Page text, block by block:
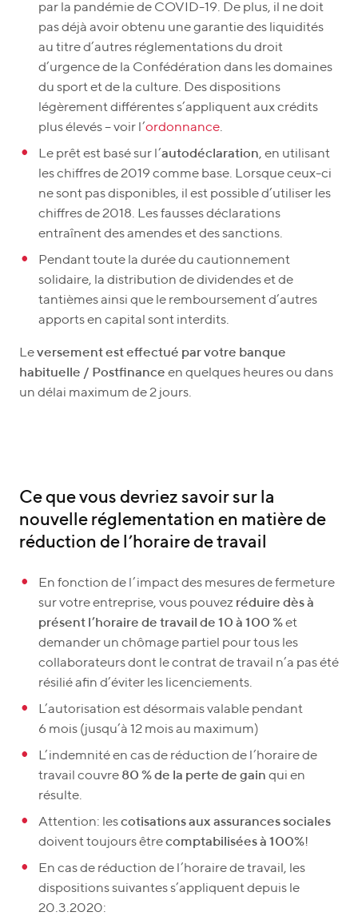
par la pandémie de COVID-19. De plus, il ne doit
pas déjà avoir obtenu une garantie des liquidités
au titre d’autres réglementations du droit
d’urgence de la Confédération dans les domaines
du sport et de la culture. Des dispositions
légèrement différentes s’appliquent aux crédits
plus élevés – voir l’ordonnance.
Le prêt est basé sur l’autodéclaration, en utilisant
les chiffres de 2019 comme base. Lorsque ceux-ci
ne sont pas disponibles, il est possible d’utiliser les
chiffres de 2018. Les fausses déclarations
entraînent des amendes et des sanctions.
Pendant toute la durée du cautionnement
solidaire, la distribution de dividendes et de
tantièmes ainsi que le remboursement d’autres
apports en capital sont interdits.
Leversement est effectué par votre banque
habituelle / Postfinance en quelques heures ou dans
un délai maximum de 2 jours.
Ce que vous devriez savoir sur la
nouvelle réglementation en matière de
réduction de l’horaire de travail
En fonction de l’impact des mesures de fermeture
sur votre entreprise, vous pouvez réduire dès à
présent l’horaire de travail de 10 à 100 %et
demander un chômage partiel pour tous les
collaborateurs dont le contrat de travail n’a pas été
résilié afin d’éviter les licenciements.
L’autorisation est désormais valable pendant
6 mois (jusqu’à 12 mois au maximum)
L’indemnité en cas de réduction de l’horaire de
travail couvre 80 % de la perte de gain qui en
résulte.
Attention: lescotisations aux assurances sociales
doivent toujours êtrecomptabilisées à 100%!
En cas de réduction de l’horaire de travail, les
dispositions suivantes s’appliquent depuis le
20.3.2020: